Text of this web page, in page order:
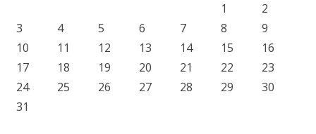
1
2
3
4 5 6 7 8
9
10
11 12 13 14 15
16
17
18 19 20 21 22
23
24
25 26 27 28 29
30
31